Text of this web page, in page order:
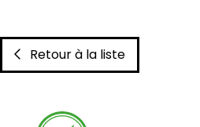
Retour à la liste